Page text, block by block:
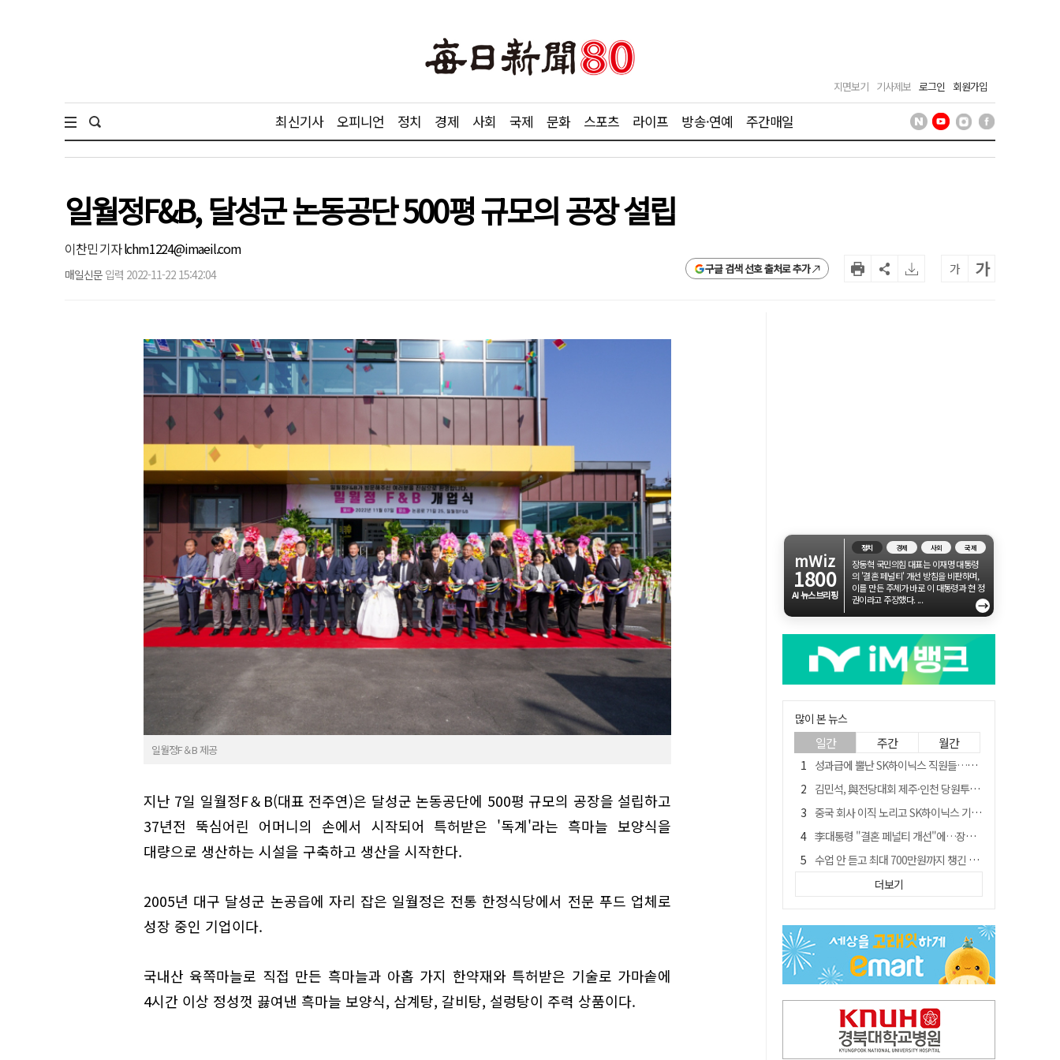
지면보기 기사제보 로그인 회원가입
최신기사 오피니언 정치 경제 사회 국제 문화 스포츠 라이프 방송·연예 주간매일
일월정F&B, 달성군 논동공단 500평 규모의 공장 설립
이찬민 기자lchm1224@imaeil.com
매일신문 입력 2022-11-22 15:42:04 구글 검색 선호 출처로 추가 가 가
일월정F＆B 제공
지난 7일 일월정F＆B(대표 전주연)은 달성군 논동공단에 500평 규모의 공장을 설립하고
37년전 뚝심어린 어머니의 손에서 시작되어 특허받은 '독계'라는 흑마늘 보양식을
대량으로 생산하는 시설을 구축하고 생산을 시작한다.
2005년 대구 달성군 논공읍에 자리 잡은 일월정은 전통 한정식당에서 전문 푸드 업체로
성장 중인 기업이다.
국내산 육쪽마늘로 직접 만든 흑마늘과 아홉 가지 한약재와 특허받은 기술로 가마솥에
4시간 이상 정성껏 끓여낸 흑마늘 보양식, 삼계탕, 갈비탕, 설렁탕이 주력 상품이다.
mWiz
1800
AI 뉴스브리핑
정치 경제 사회 국제
장동혁 국민의힘 대표는 이재명 대통령
의 '결혼 페널티' 개선 방침을 비판하며,
이를 만든 주체가 바로 이 대통령과 현 정
권이라고 주장했다. ...
→
많이 본 뉴스
일간 주간 월간
성과급에 뿔난 SK하이닉스 직원들…3500명 모여 '새 노조' 만든다
김민석, 與전당대회 제주·인천 당원투표서 승리…누적 득표는 '초박빙'
중국 회사 이직 노리고 SK하이닉스 기밀 빼돌려…결국 실형
李대통령 "결혼 페널티 개선"에…장동혁 "그 페널티 만든 게 이 정권"
수업 안 듣고 최대 700만원까지 챙긴 포항 A대학 '유령 선수' 등 19명 무더기 송치
트럼프 만난 손현보 목사…"현재 자유대한민국 여러 면에서 어려움"
경북 칠곡시니어클럽 커피앤솝 사업단…자개소품 만들기 문화체험 운영
"아버지 외출한 사이"…흉기로 40대母 살해한 고교 자퇴생, 구속 기로에
신축 줄고 리모델링 뜨자…건설업계, 로봇·모듈러로 방향 튼다
더보기